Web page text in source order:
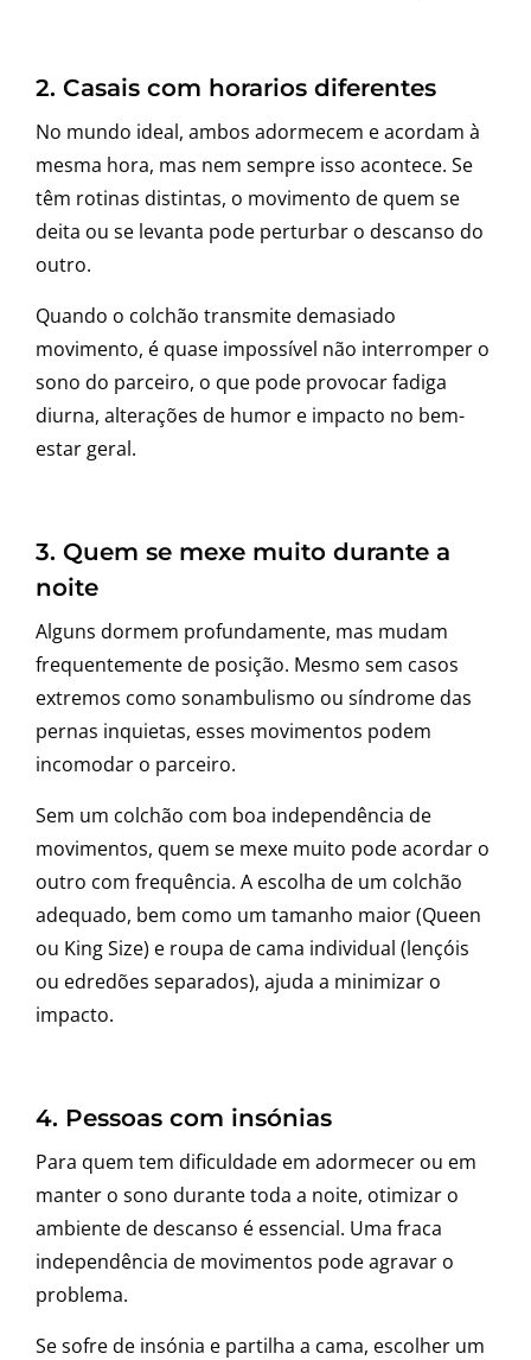
2. Casais com horarios diferentes
No mundo ideal, ambos adormecem e acordam à
mesma hora, mas nem sempre isso acontece. Se
têm rotinas distintas, o movimento de quem se
deita ou se levanta pode perturbar o descanso do
outro.
Quando o colchão transmite demasiado
movimento, é quase impossível não interromper o
sono do parceiro, o que pode provocar fadiga
diurna, alterações de humor e impacto no bem-
estar geral.
3. Quem se mexe muito durante a
noite
Alguns dormem profundamente, mas mudam
frequentemente de posição. Mesmo sem casos
extremos como sonambulismo ou síndrome das
pernas inquietas, esses movimentos podem
incomodar o parceiro.
Sem um colchão com boa independência de
movimentos, quem se mexe muito pode acordar o
outro com frequência. A escolha de um colchão
adequado, bem como um tamanho maior (Queen
ou King Size) e roupa de cama individual (lençóis
ou edredões separados), ajuda a minimizar o
impacto.
4. Pessoas com insónias
Para quem tem dificuldade em adormecer ou em
manter o sono durante toda a noite, otimizar o
ambiente de descanso é essencial. Uma fraca
independência de movimentos pode agravar o
problema.
Se sofre de insónia e partilha a cama, escolher um